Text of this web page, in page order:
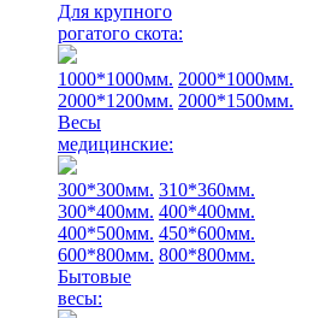
Для крупного
рогатого скота:
1000*1000мм. 2000*1000мм.
2000*1200мм. 2000*1500мм.
Весы
медицинские:
300*300мм. 310*360мм.
300*400мм. 400*400мм.
400*500мм. 450*600мм.
600*800мм. 800*800мм.
Бытовые
весы: